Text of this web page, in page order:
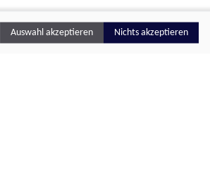
Auswahl akzeptieren Nichts akzeptieren